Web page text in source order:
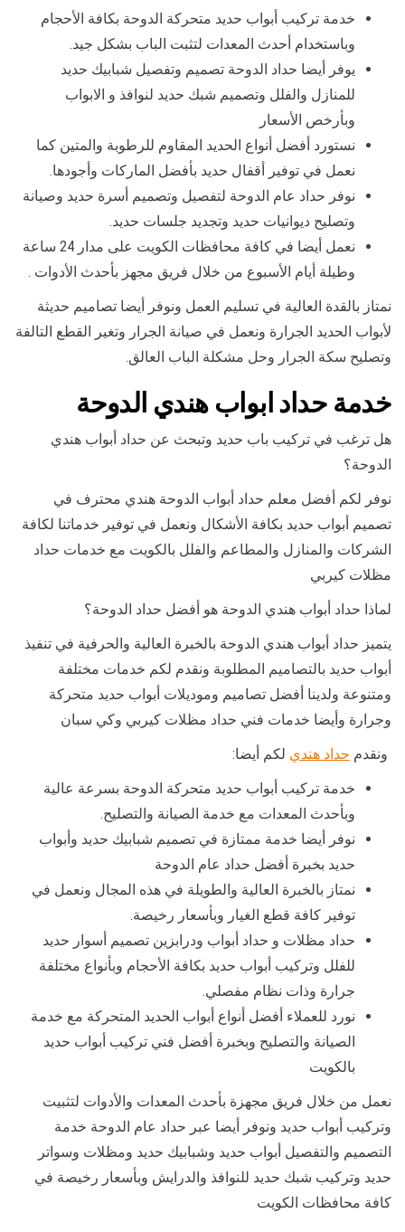
خدمة تركيب أبواب حديد متحركة الدوحة بكافة الأحجام
وباستخدام أحدث المعدات لتثبت الباب بشكل جيد.
يوفر أيضا حداد الدوحة تصميم وتفصيل شبابيك حديد
للمنازل والفلل وتصميم شبك حديد لنوافذ و الابواب
وبأرخص الأسعار
نستورد أفضل أنواع الحديد المقاوم للرطوبة والمتين كما
نعمل في توفير أقفال حديد بأفضل الماركات وأجودها.
نوفر حداد عام الدوحة لتفصيل وتصميم أسرة حديد وصيانة
وتصليح ديوانيات حديد وتجديد جلسات حديد.
نعمل أيضا في كافة محافظات الكويت على مدار 24 ساعة
وطيلة أيام الأسبوع من خلال فريق مجهز بأحدث الأدوات .
نمتاز بالقدة العالية في تسليم العمل ونوفر أيضا تصاميم حديثة
لأبواب الحديد الجرارة ونعمل في صيانة الجرار وتغير القطع التالفة
وتصليح سكة الجرار وحل مشكلة الباب العالق.
خدمة حداد ابواب هندي الدوحة
هل ترغب في تركيب باب حديد وتبحث عن حداد أبواب هندي
الدوحة؟
نوفر لكم أفضل معلم حداد أبواب الدوحة هندي محترف في
تصميم أبواب حديد بكافة الأشكال ونعمل في توفير خدماتنا لكافة
الشركات والمنازل والمطاعم والفلل بالكويت مع خدمات حداد
مظلات كيربي
لماذا حداد أبواب هندي الدوحة هو أفضل حداد الدوحة؟
يتميز حداد أبواب هندي الدوحة بالخبرة العالية والحرفية في تنفيذ
أبواب حديد بالتصاميم المطلوبة ونقدم لكم خدمات مختلفة
ومتنوعة ولدينا أفضل تصاميم وموديلات أبواب حديد متحركة
وجرارة وأيضا خدمات فني حداد مظلات كيربي وكي سبان
ونقدم حداد هندي لكم أيضا:
خدمة تركيب أبواب حديد متحركة الدوحة بسرعة عالية
وبأحدث المعدات مع خدمة الصيانة والتصليح.
نوفر أيضا خدمة ممتازة في تصميم شبابيك حديد وأبواب
حديد بخبرة أفضل حداد عام الدوحة
نمتاز بالخبرة العالية والطويلة في هذه المجال ونعمل في
توفير كافة قطع الغيار وبأسعار رخيصة.
حداد مظلات و حداد أبواب ودرابزين تصميم أسوار حديد
للفلل وتركيب أبواب حديد بكافة الأحجام وبأنواع مختلفة
جرارة وذات نظام مفصلي.
نورد للعملاء أفضل أنواع أبواب الحديد المتحركة مع خدمة
الصيانة والتصليح وبخبرة أفضل فني تركيب أبواب حديد
بالكويت
نعمل من خلال فريق مجهزة بأحدث المعدات والأدوات لتثبيت
وتركيب أبواب حديد ونوفر أيضا عبر حداد عام الدوحة خدمة
التصميم والتفصيل أبواب حديد وشبابيك حديد ومظلات وسواتر
حديد وتركيب شبك حديد للنوافذ والدرايش وبأسعار رخيصة في
كافة محافظات الكويت